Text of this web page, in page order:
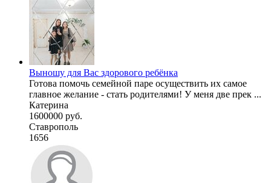
Выношу для Вас здорового ребёнка
Готова помочь семейной паре осуществить их самое
главное желание - стать родителями! У меня две прек ...
Катерина
1600000 руб.
Ставрополь
1656